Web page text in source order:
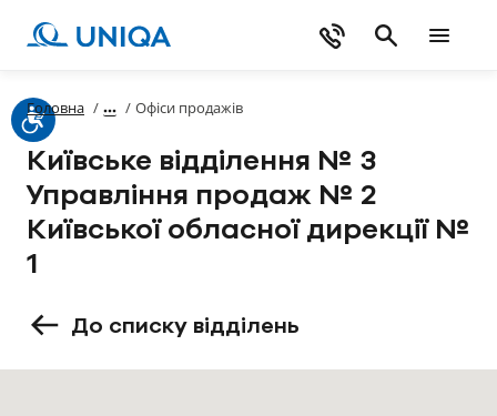
Головна / / Офіси продажів
Київське вiддiлення № 3
Управлiння продаж № 2
Київської обласної дирекцiї №
1
До списку відділень